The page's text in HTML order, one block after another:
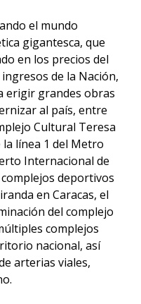
el mundo
gigantesca, que
en los precios del
de la Nación,
erigir grandes obras
al país, entre
Cultural Teresa
línea 1 del Metro
Internacional de
deportivos
en Caracas, el
del complejo
complejos
nacional, así
arterias viales,